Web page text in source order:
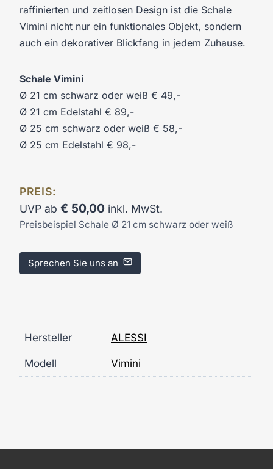
raffinierten und zeitlosen Design ist die Schale
Vimini nicht nur ein funktionales Objekt, sondern
auch ein dekorativer Blickfang in jedem Zuhause.
Schale Vimini
Ø 21 cm schwarz oder weiß € 49,-
Ø 21 cm Edelstahl € 89,-
Ø 25 cm schwarz oder weiß € 58,-
Ø 25 cm Edelstahl € 98,-
PREIS:
UVP ab € 50,00 inkl. MwSt.
Preisbeispiel Schale Ø 21 cm schwarz oder weiß
Sprechen Sie uns an
Hersteller ALESSI
Modell Vimini